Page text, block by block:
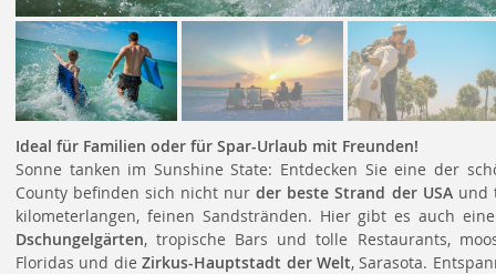
Ideal für Familien oder für Spar-Urlaub mit Freunden!
Sonne tanken im Sunshine State: Entdecken Sie eine der
County befinden sich nicht nurder beste Strand der USAund
kilometerlangen, feinen Sandstränden. Hier gibt es auch
Dschungelgärten, tropische Bars und tolle Restaurants,
Floridas und dieZirkus-Hauptstadt der Welt, Sarasota.